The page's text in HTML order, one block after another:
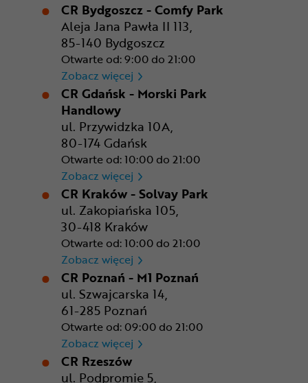
CR Bydgoszcz - Comfy Park
Aleja Jana Pawła II 113,
85-140 Bydgoszcz
Otwarte od: 9:00 do 21:00
Zobacz więcej CR Bydgoszcz - Comfy Park
CR Gdańsk - Morski Park
Handlowy
ul. Przywidzka 10A,
80-174 Gdańsk
Otwarte od: 10:00 do 21:00
Zobacz więcej CR Gdańsk - Morski Park
CR Kraków - Solvay Park
ul. Zakopiańska 105,
30-418 Kraków
Otwarte od: 10:00 do 21:00
Zobacz więcej CR Kraków - Solvay Park
CR Poznań - M1 Poznań
ul. Szwajcarska 14,
61-285 Poznań
Otwarte od: 09:00 do 21:00
Zobacz więcej CR Poznań - M1 Poznań
CR Rzeszów
ul. Podpromie 5,